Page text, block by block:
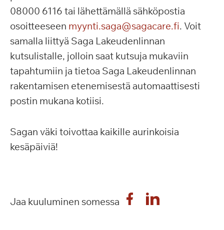
08000 6116 tai lähettämällä sähköpostia
osoitteeseen myynti.saga@sagacare.fi. Voit
samalla liittyä Saga Lakeudenlinnan
kutsulistalle, jolloin saat kutsuja mukaviin
tapahtumiin ja tietoa Saga Lakeudenlinnan
rakentamisen etenemisestä automaattisesti
postin mukana kotiisi.
Sagan väki toivottaa kaikille aurinkoisia
kesäpäiviä!
Jaa kuuluminen somessa